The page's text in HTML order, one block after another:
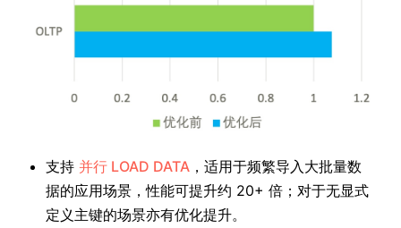
支持 并行 LOAD DATA ，适用于频繁导入大批量数
据的应用场景，性能可提升约 20+ 倍；对于无显式
定义主键的场景亦有优化提升。